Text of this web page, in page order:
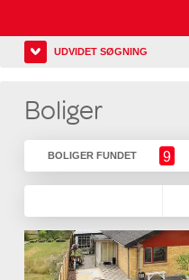
UDVIDET SØGNING
Boliger
BOLIGER FUNDET 9